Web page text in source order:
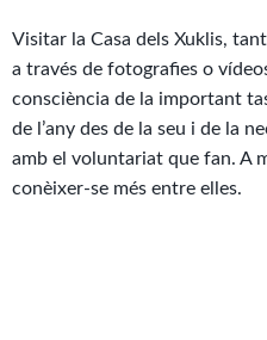
Visitar la Casa dels Xuklis,
a través de fotografies o
consciència de la important
de l’any des de la seu i de la
amb el voluntariat que fan. A
conèixer-se més entre elles.